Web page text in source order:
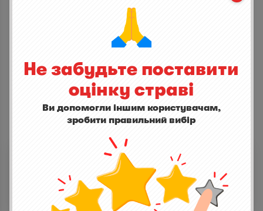
написати відгук
Яблоко
0,0
(0)
Karavan, Кловский спуск, 100.9 км
₴ 88,00
1
Не забудьте поставити
оцінку страві
Ви допомогли іншим користувачам,
зробити правильний вибір